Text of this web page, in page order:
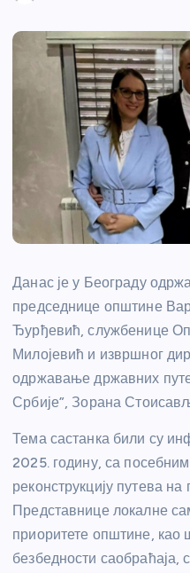
Данас је у Београду
председнице општине
Ђурђевић, службенице
Милојевић и извршног
одржавање државних
Србије”, Зорана
Тема састанка били су
2025. годину, са
реконструкцију путева
Представнице локалне
приоритете општине,
безбедности саобраћаја,